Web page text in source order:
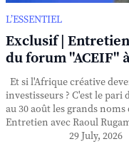
L’ESSENTIEL
Exclusif | Entretien
du forum "ACEIF"
Et si l'Afrique créative
investisseurs ? C'est le pari
au 30 août les grands
Entretien avec Raoul
29 July, 2026